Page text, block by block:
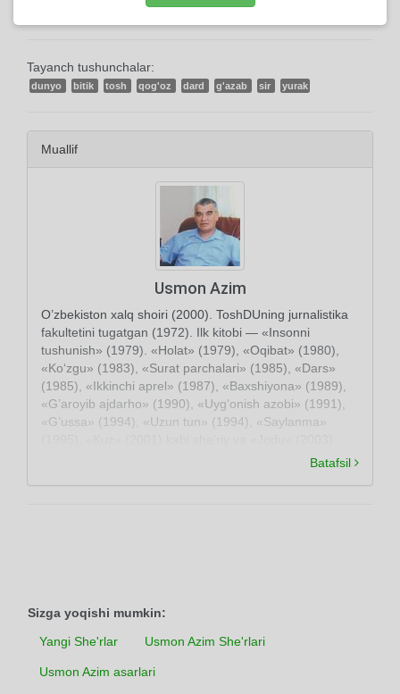
Tayanch tushunchalar:
dunyo bitik tosh qog'oz dard g'azab sir yurak
Muallif
Usmon Azim
O’zbekiston xalq shoiri (2000). ToshDUning jurnalistika
fakultetini tugatgan (1972). Ilk kitobi — «Insonni
tushunish» (1979). «Holat» (1979), «Oqibat» (1980),
«Ko‘zgu» (1983), «Surat parchalari» (1985), «Dars»
(1985), «Ikkinchi aprel» (1987), «Baxshiyona» (1989),
«G’aroyib ajdarho» (1990), «Uyg‘onish azobi» (1991),
«G’ussa» (1994), «Uzun tun» (1994), «Saylanma»
nasriy to‘plamlari nashr etilgan. Dramalar ham yozgan
Batafsil
Sizga yoqishi mumkin:
Yangi She'rlar
Usmon Azim She'rlari
Usmon Azim asarlari